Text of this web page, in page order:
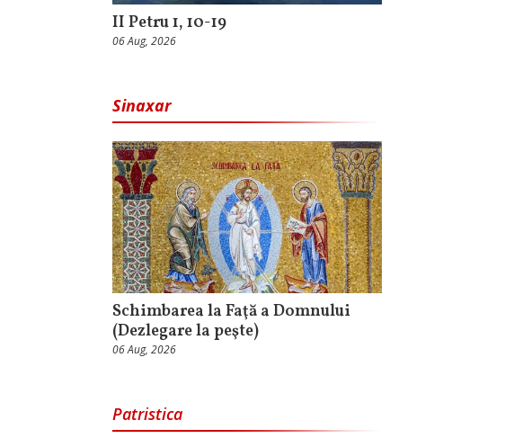
II Petru 1, 10-19
06 Aug, 2026
Sinaxar
Schimbarea la Faţă a Domnului
(Dezlegare la peşte)
06 Aug, 2026
Patristica